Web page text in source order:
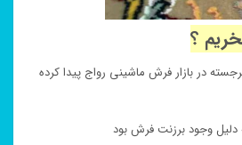
؟
در بازار فرش ماشینی رواج پیدا کرده
دلیل وجود برزنت فرش بود